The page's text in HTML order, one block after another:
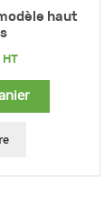
haut